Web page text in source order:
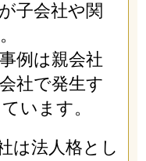
子会社や関
例は親会社
社で発生す
います。
は法人格とし